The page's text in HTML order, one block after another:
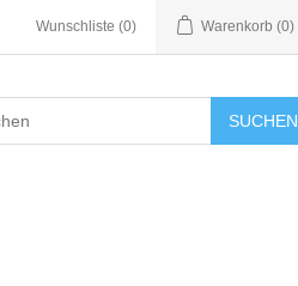
Wunschliste (0) Warenkorb (0)
SUCHEN